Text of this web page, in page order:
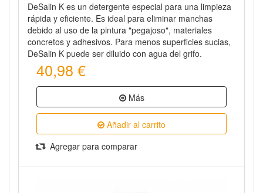
DeSalin K es un detergente especial para una limpieza
rápida y eficiente. Es ideal para eliminar manchas
debido al uso de la pintura "pegajoso", materiales
concretos y adhesivos. Para menos superficies sucias,
DeSalin K puede ser diluido con agua del grifo.
40,98 €
Más
Añadir al carrito
Agregar para comparar